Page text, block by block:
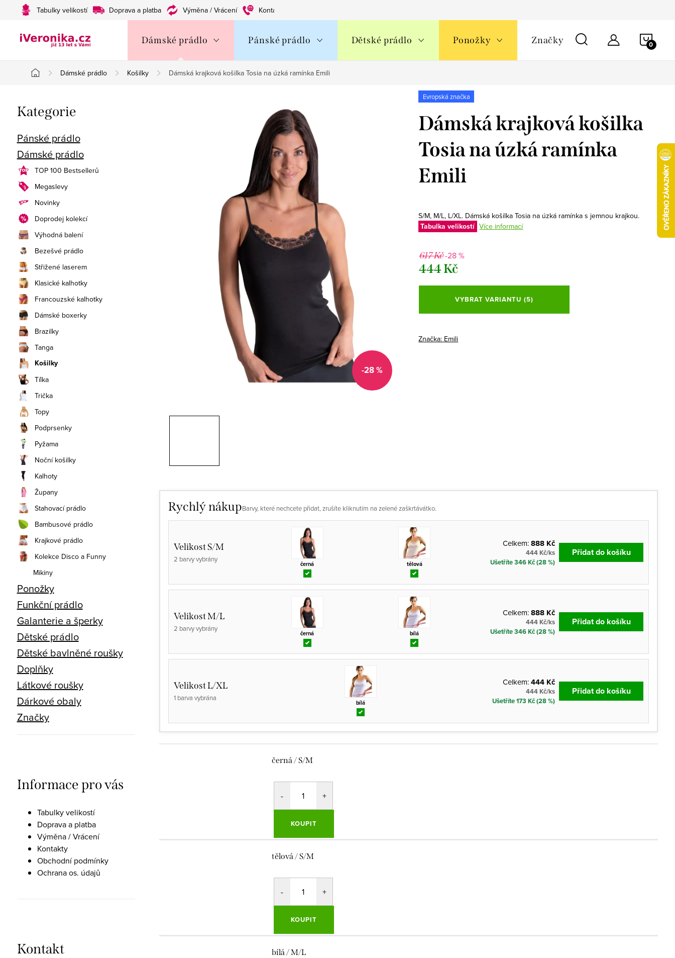
Tabulky velikostí Doprava a platba Výměna / Vrácení Kontakty
Dámské prádlo Pánské prádlo Dětské prádlo Ponožky Značky
Domů
Dámské prádlo Košilky Dámská krajková košilka Tosia na úzká ramínka Emili
o
s
t
r
a
n
n
í
p
a
n
e
l
Přeskočit
kategorie
Kategorie
Pánské prádlo
Dámské prádlo
TOP 100 Bestsellerů
Megaslevy
Novinky
Doprodej kolekcí
Výhodná balení
Bezešvé prádlo
Střižené laserem
Klasické kalhotky
Francouzské kalhotky
Dámské boxerky
Brazilky
Tanga
Košilky
Tílka
Trička
Topy
Podprsenky
Pyžama
Noční košilky
Kalhoty
Župany
Stahovací prádlo
Bambusové prádlo
Krajkové prádlo
Kolekce Disco a Funny
Mikiny
Ponožky
Funkční prádlo
Galanterie a šperky
Dětské prádlo
Dětské bavlněné roušky
Doplňky
Látkové roušky
Dárkové obaly
Značky
Informace pro vás
Tabulky velikostí
Doprava a platba
Výměna / Vrácení
Kontakty
Obchodní podmínky
Ochrana os. údajů
Kontakt
-28 %
Evropská značka
Dámská krajková košilka
Tosia na úzká ramínka
Emili
S/M, M/L, L/XL. Dámská košilka Tosia na úzká ramínka s jemnou krajkou.
Tabulka velikostí Více informací
617 Kč-28 %
444 Kč
Měrná
VYBRAT VARIANTU (5)
Značka: Emili
Rychlý nákupBarvy, které nechcete přidat, zrušíte kliknutím na zelené zaškrtávátko.
Velikost S/M
2 barvy vybrány
černá tělová
Celkem:888 Kč
444 Kč/ks
Ušetříte 346 Kč (28 %)
Přidat do košíku
Velikost M/L
2 barvy vybrány
černá bílá
Celkem:888 Kč
444 Kč/ks
Ušetříte 346 Kč (28 %)
Přidat do košíku
Velikost L/XL
1 barva vybrána
bílá
Celkem:444 Kč
444 Kč/ks
Ušetříte 173 Kč (28 %)
Přidat do košíku
černá / S/M
KOUPIT
tělová / S/M
KOUPIT
bílá / M/L